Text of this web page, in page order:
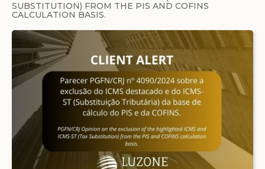
SUBSTITUTION) FROM THE PIS AND COFINS
CALCULATION BASIS.